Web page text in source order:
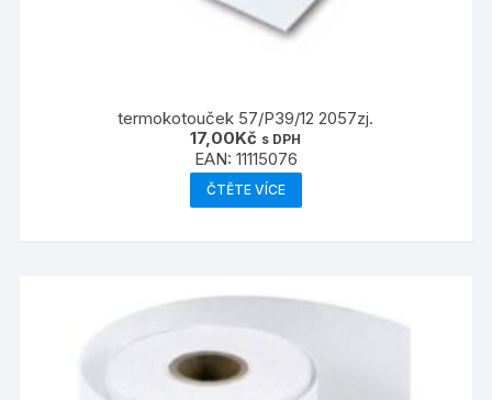
termokotouček 57/P39/12 2057zj.
17,00Kč s DPH
EAN: 11115076
ČTĚTE VÍCE